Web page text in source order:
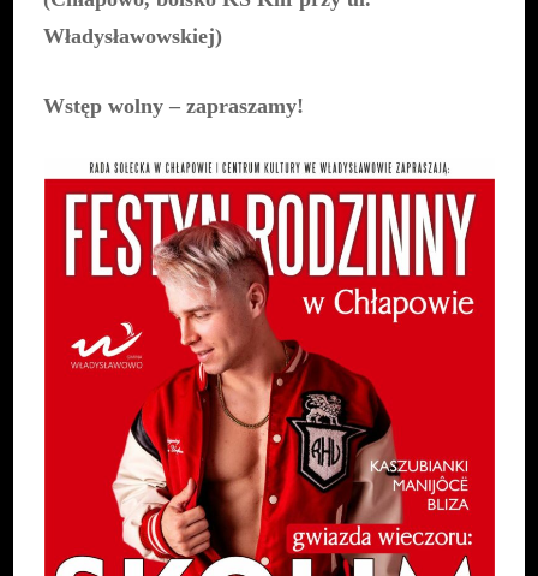
Władysławowskiej)
Wstęp wolny – zapraszamy!